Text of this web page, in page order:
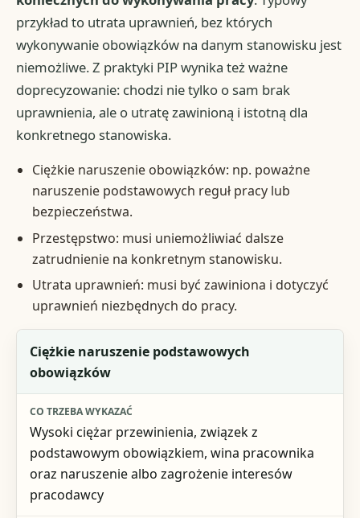
przykład to utrata uprawnień, bez których
wykonywanie obowiązków na danym stanowisku jest
niemożliwe. Z praktyki PIP wynika też ważne
doprecyzowanie: chodzi nie tylko o sam brak
uprawnienia, ale o utratę zawinioną i istotną dla
konkretnego stanowiska.
Ciężkie naruszenie obowiązków: np. poważne
naruszenie podstawowych reguł pracy lub
bezpieczeństwa.
Przestępstwo: musi uniemożliwiać dalsze
zatrudnienie na konkretnym stanowisku.
Utrata uprawnień: musi być zawiniona i dotyczyć
uprawnień niezbędnych do pracy.
Podstawa
Co trzeba wykazać
Typowe ryzyko
Ciężkie naruszenie podstawowych
obowiązków
Wysoki ciężar przewinienia, związek z
podstawowym obowiązkiem, wina pracownika
oraz naruszenie albo zagrożenie interesów
pracodawcy